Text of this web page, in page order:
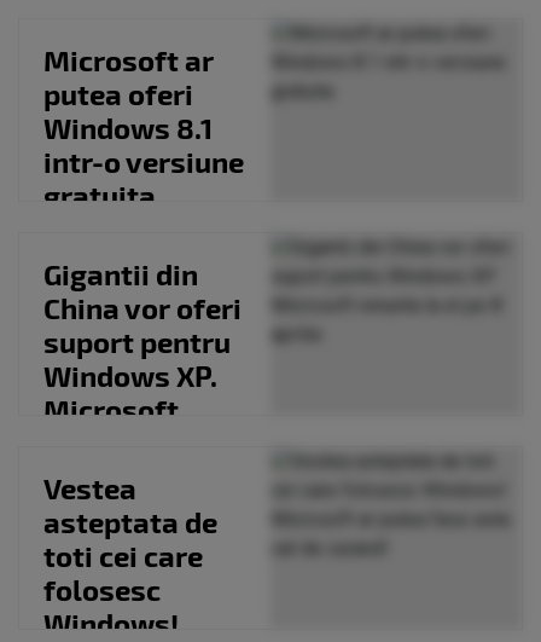
utilizatorii...
Microsoft ar
putea oferi
Windows 8.1
intr-o versiune
gratuita
Gigantii din
China vor oferi
suport pentru
Windows XP.
Microsoft
pe...
Vestea
asteptata de
toti cei care
folosesc
Windows!